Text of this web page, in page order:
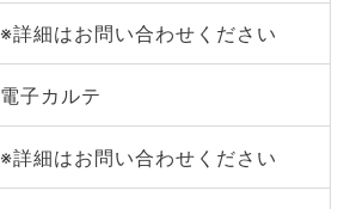
※詳細はお問い合わせください
電子カルテ
※詳細はお問い合わせください